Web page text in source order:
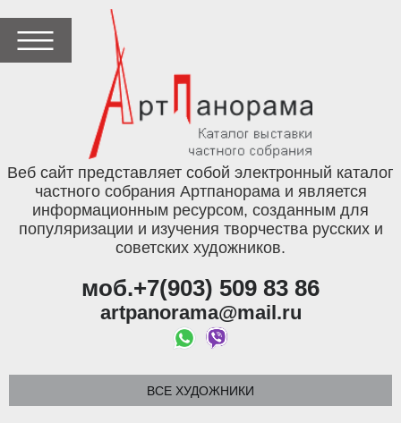
Веб сайт представляет собой электронный каталог
частного собрания Артпанорама и является
информационным ресурсом, созданным для
популяризации и изучения творчества русских и
советских художников.
моб.+7(903) 509 83 86
artpanorama@mail.ru
ВСЕ ХУДОЖНИКИ